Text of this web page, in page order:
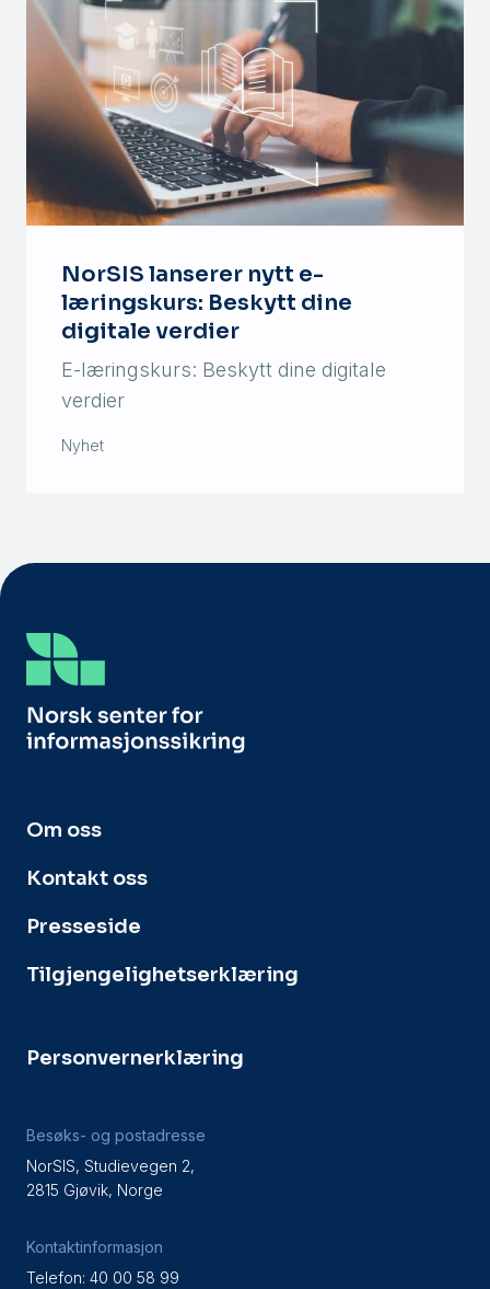
NorSIS lanserer nytt e-
læringskurs: Beskytt dine
digitale verdier
E-læringskurs: Beskytt dine digitale
verdier
Nyhet
Om oss
Kontakt oss
Presseside
Tilgjengelighetserklæring
Personvernerklæring
Besøks- og postadresse
NorSIS, Studievegen 2,
2815 Gjøvik, Norge
Kontaktinformasjon
Telefon: 40 00 58 99